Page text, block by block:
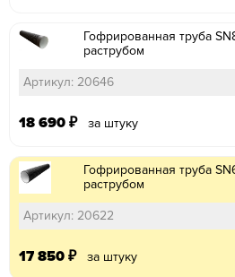
Гофрированная труба
раструбом
Артикул: 20646
18 690 ₽ за штуку
Гофрированная труба
раструбом
Артикул: 20622
17 850 ₽ за штуку